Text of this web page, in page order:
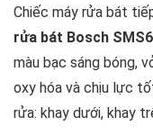
Chiếc máy rửa bát
rửa bát Bosch
màu bạc sáng bóng,
oxy hóa và chịu lực
rửa: khay dưới, khay